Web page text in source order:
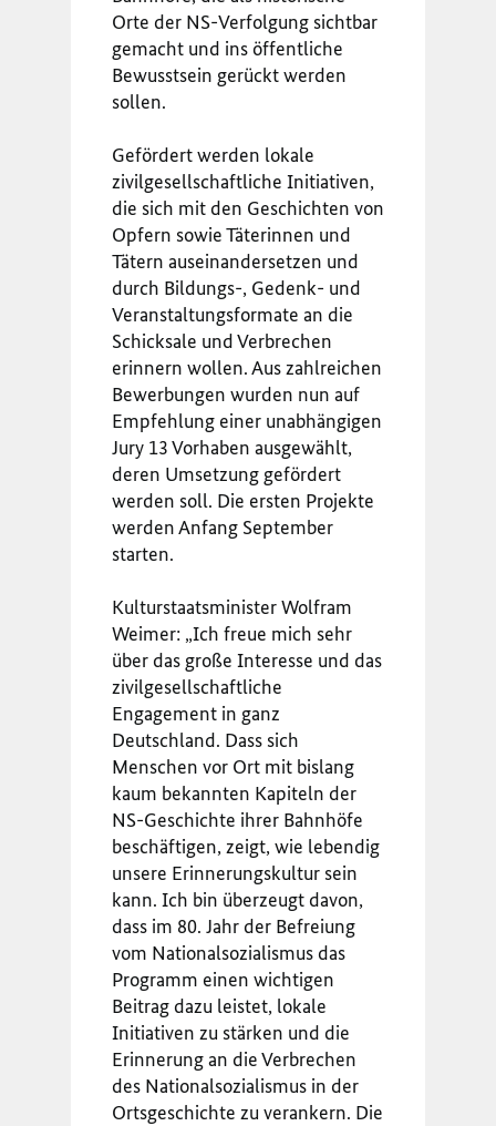
Orte der NS-Verfolgung sichtbar
gemacht und ins öffentliche
Bewusstsein gerückt werden
sollen.
Gefördert werden lokale
zivilgesellschaftliche Initiativen,
die sich mit den Geschichten von
Opfern sowie Täterinnen und
Tätern auseinandersetzen und
durch Bildungs-, Gedenk- und
Veranstaltungsformate an die
Schicksale und Verbrechen
erinnern wollen. Aus zahlreichen
Bewerbungen wurden nun auf
Empfehlung einer unabhängigen
Jury 13 Vorhaben ausgewählt,
deren Umsetzung gefördert
werden soll. Die ersten Projekte
werden Anfang September
starten.
Kulturstaatsminister Wolfram
Weimer: „Ich freue mich sehr
über das große Interesse und das
zivilgesellschaftliche
Engagement in ganz
Deutschland. Dass sich
Menschen vor Ort mit bislang
kaum bekannten Kapiteln der
NS-Geschichte ihrer Bahnhöfe
beschäftigen, zeigt, wie lebendig
unsere Erinnerungskultur sein
kann. Ich bin überzeugt davon,
dass im 80. Jahr der Befreiung
vom Nationalsozialismus das
Programm einen wichtigen
Beitrag dazu leistet, lokale
Initiativen zu stärken und die
Erinnerung an die Verbrechen
des Nationalsozialismus in der
Ortsgeschichte zu verankern. Die